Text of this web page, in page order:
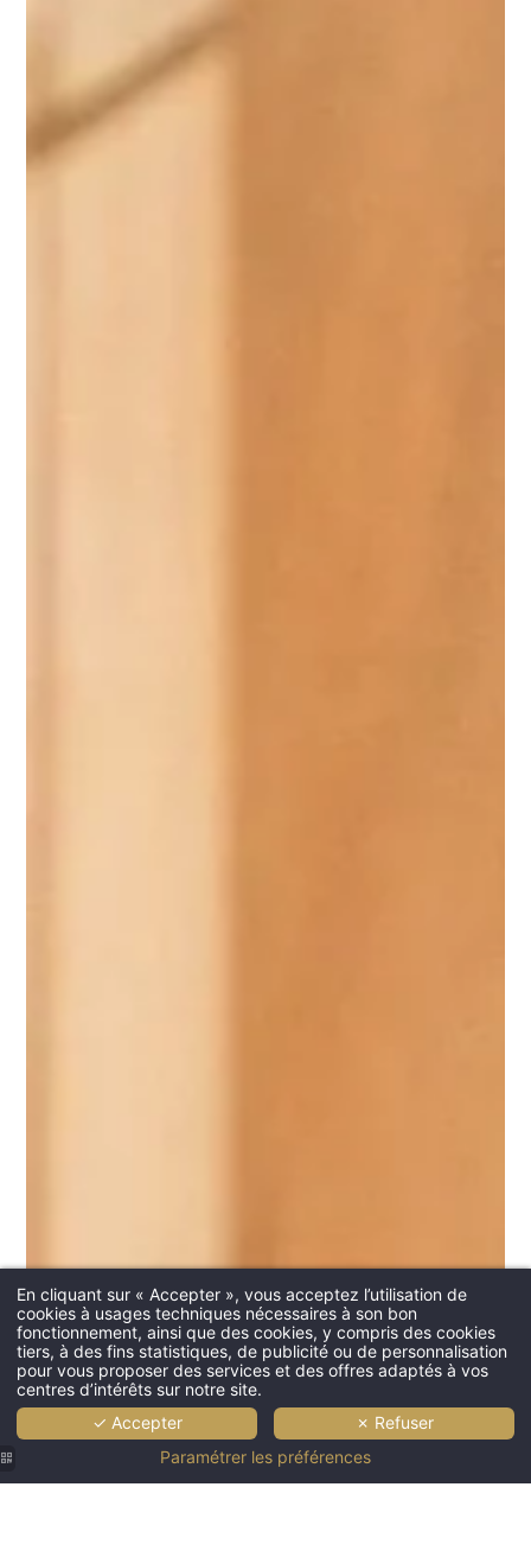
En cliquant sur « Accepter », vous acceptez l’utilisation de
cookies à usages techniques nécessaires à son bon
fonctionnement, ainsi que des cookies, y compris des cookies
tiers, à des fins statistiques, de publicité ou de personnalisation
pour vous proposer des services et des offres adaptés à vos
centres d’intérêts sur notre site.
✓ Accepter
✗ Refuser
Paramétrer les préférences